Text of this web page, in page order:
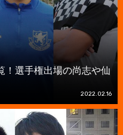
！選手権出場の尚志や仙
2022.02.16